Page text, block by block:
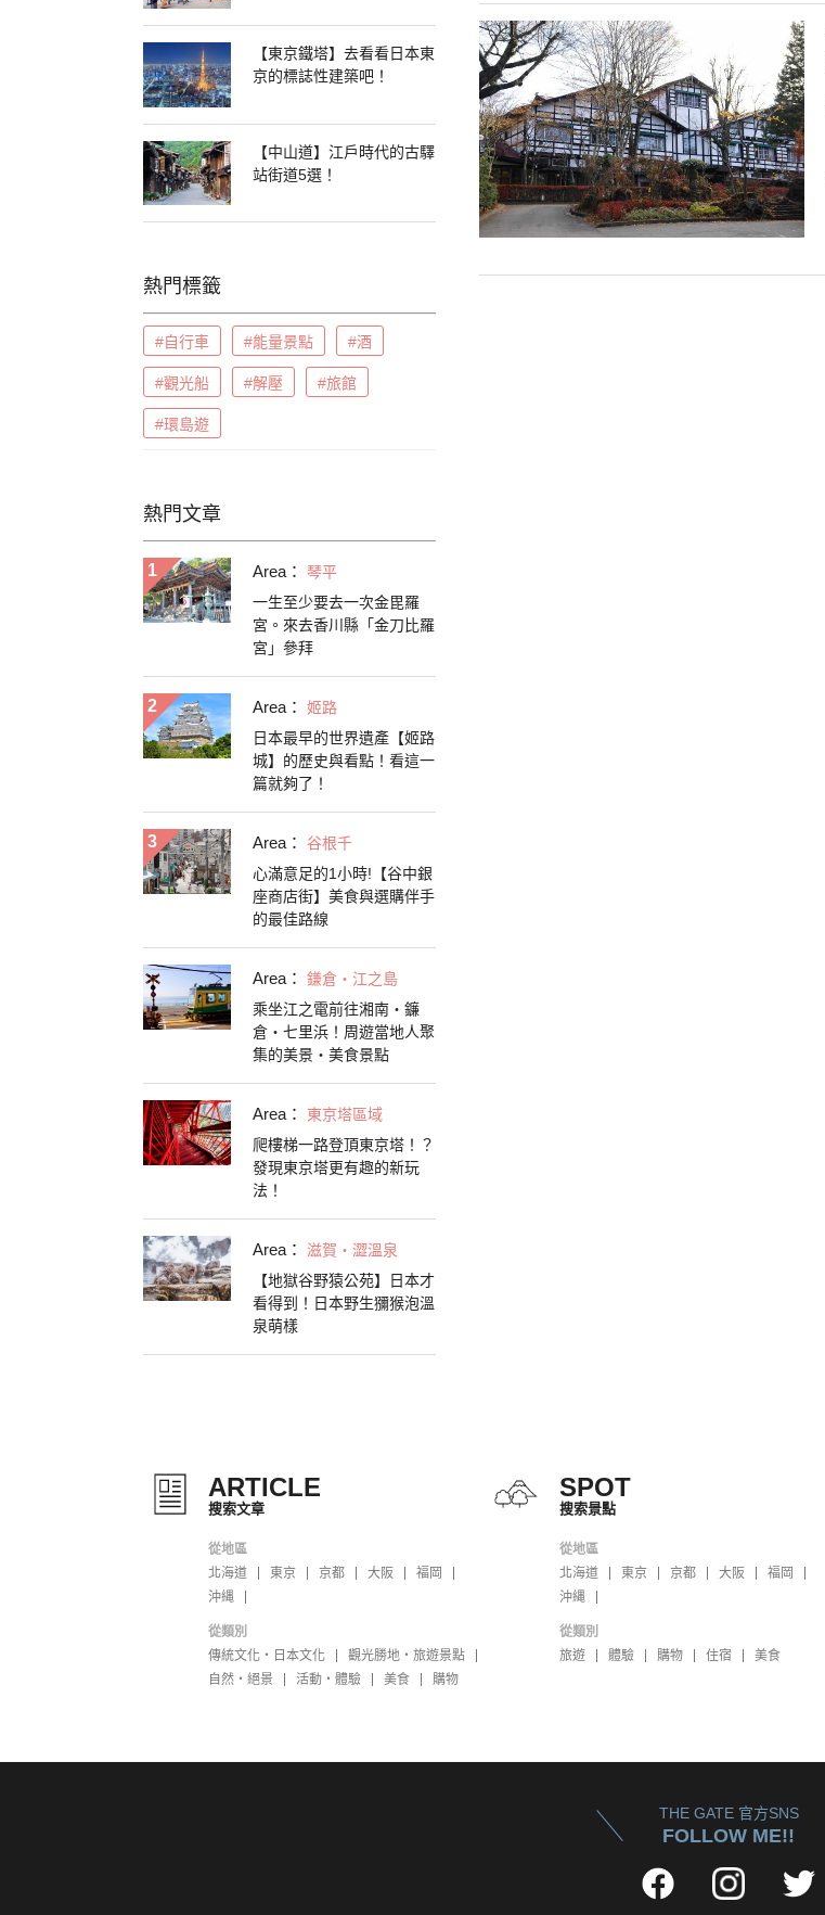
【東京鐵塔】去看看日本東
京的標誌性建築吧！
【中山道】江戶時代的古驛
站街道5選！
熱門標籤
#自行車 #能量景點 #酒
#觀光船 #解壓 #旅館
#環島遊
熱門文章
Area：
琴平
一生至少要去一次金毘羅
宮。來去香川縣「金刀比羅
宮」參拜
Area：
姬路
日本最早的世界遺產【姬路
城】的歷史與看點！看這一
篇就夠了！
Area：
谷根千
心滿意足的1小時!【谷中銀
座商店街】美食與選購伴手
的最佳路線
Area：
鎌倉・江之島
乘坐江之電前往湘南・鐮
倉・七里浜！周遊當地人聚
集的美景・美食景點
Area：
東京塔區域
爬樓梯一路登頂東京塔！？
發現東京塔更有趣的新玩
法！
Area：
滋賀・澀溫泉
【地獄谷野猿公苑】日本才
看得到！日本野生獼猴泡溫
泉萌樣
ARTICLE
搜索文章
從地區
北海道
東京 京都 大阪
福岡
沖縄
從類別
傳統文化・日本文化
觀光勝地・旅遊景點
自然・絕景
活動・體驗 美食 購物
SPOT
搜索景點
從地區
北海道
東京 京都 大阪
福岡
沖縄
從類別
旅遊
體驗 購物 住宿 美食
THE GATE 官方SNS
FOLLOW ME!!